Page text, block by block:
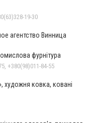
19-30
агентство Винница
+ GANTER, промислова фурнітура
+380(98)011-84-55
художня ковка, ковані